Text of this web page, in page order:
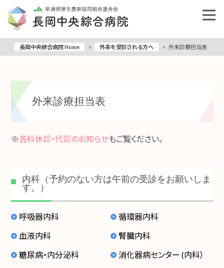
長岡中央綜合病院 Home > 外来を受診される方へ > 外来診療担当表
外来診療担当表
※各科休診・代診のお知らせもご覧ください。
内科（予約のない方は午前の受診をお願いしま
す。）
呼吸器内科
循環器内科
血液内科
腎臓内科
糖尿病・内分泌科
消化器病センター (内科）